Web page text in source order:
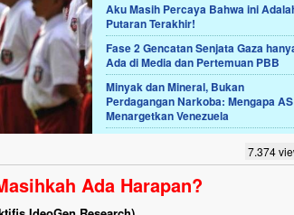
Aku Masih Percaya Bahwa ini
Putaran Terakhir!
Fase 2 Gencatan Senjata Gaza
Ada di Media dan Pertemuan PBB
Minyak dan Mineral, Bukan
Perdagangan Narkoba: Mengapa AS
Menargetkan Venezuela
7.374
Ada Harapan?
dengan
baru
imut ini harus
yaitu tumor
Lima Tahun Mangkrak, Masjid di
Pelosok ini Mengenaskan. Ayo
Nasib masjid di Kampung Cilumbu ini
mengenaskan. Lima tahun mangkrak,
berlumut, dan menghitam terpapar